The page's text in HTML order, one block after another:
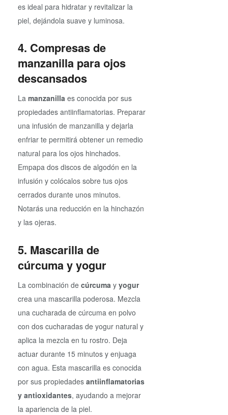
es ideal para hidratar y revitalizar la
piel, dejándola suave y luminosa.
4. Compresas de
manzanilla para ojos
descansados
La manzanilla es conocida por sus
propiedades antiinflamatorias. Preparar
una infusión de manzanilla y dejarla
enfriar te permitirá obtener un remedio
natural para los ojos hinchados.
Empapa dos discos de algodón en la
infusión y colócalos sobre tus ojos
cerrados durante unos minutos.
Notarás una reducción en la hinchazón
y las ojeras.
5. Mascarilla de
cúrcuma y yogur
La combinación de cúrcuma y yogur
crea una mascarilla poderosa. Mezcla
una cucharada de cúrcuma en polvo
con dos cucharadas de yogur natural y
aplica la mezcla en tu rostro. Deja
actuar durante 15 minutos y enjuaga
con agua. Esta mascarilla es conocida
por sus propiedades antiinflamatorias
y antioxidantes, ayudando a mejorar
la apariencia de la piel.